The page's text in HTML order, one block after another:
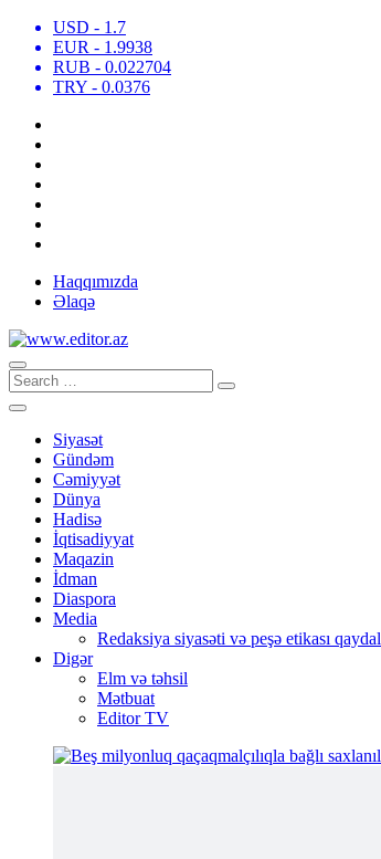
USD - 1.7
EUR - 1.9938
RUB - 0.022704
TRY - 0.0376
Haqqımızda
Əlaqə
Siyasət
Gündəm
Cəmiyyət
Dünya
Hadisə
İqtisadiyyat
Maqazin
İdman
Diaspora
Media
Redaksiya siyasəti və peşə etikası
Digər
Elm və təhsil
Mətbuat
Editor TV